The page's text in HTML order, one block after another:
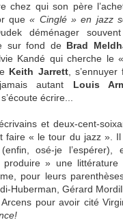
chez qui son père
que« Cinglé » en jazz
déménager
sur fond de Brad
Kandé qui cherche le
Keith Jarrett, s’ennuyer
autant Louis
écrire...
et deux-cent-
faire « le tour du jazz ».
(enfin, osé-je
produire » une littérature
pour leurs
Huberman, Gérard
pour avoir cité